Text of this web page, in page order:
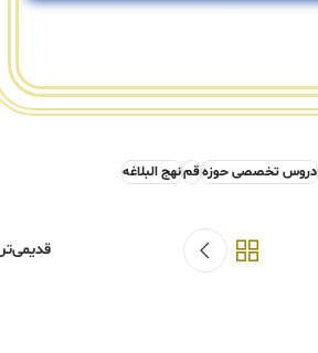
دروس تخصصی حوزهقمنهج البلاغه
قدیمی‌تر